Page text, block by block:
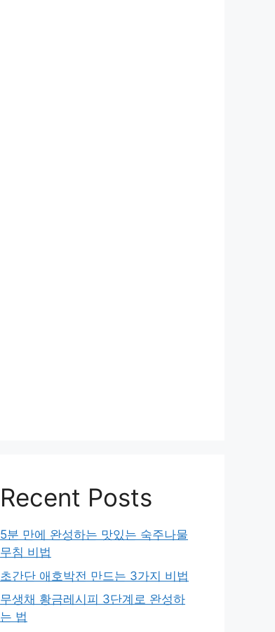
Recent Posts
5분 만에 완성하는 맛있는 숙주나물
무침 비법
초간단 애호박전 만드는 3가지 비법
무생채 황금레시피 3단계로 완성하
는 법